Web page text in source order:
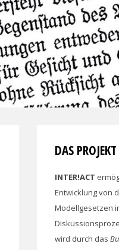
DAS PROJEKT
INTER!ACT
Entwicklung von
Modellgesetzen
wird durch das